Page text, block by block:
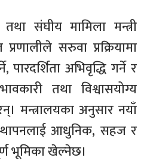
संघीय मामिला मन्त्री
सरुवा प्रक्रियामा
अभिवृद्धि गर्ने र
तथा विश्वासयोग्य
मन्त्रालयका अनुसार नयाँ
आधुनिक, सहज र
भूमिका खेल्नेछ।